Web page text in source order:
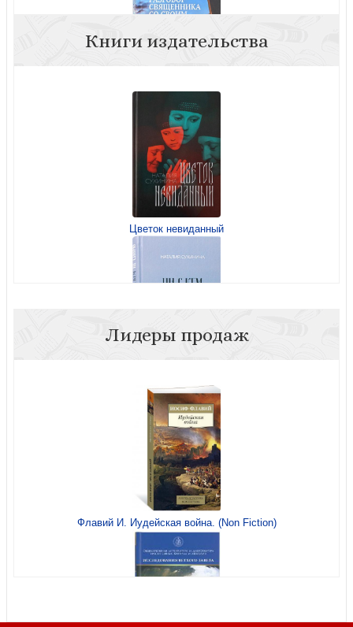
Откровенный разговор священника со своим духовным
отцом. О традициях исихазма
Традиции и заблуждения
Сосуд немощный. Очерк по женской психологии.
Книги издательства
Цветок невиданный
Эхо bookового леса
Лидеры продаж
Флавий И. Иудейская война. (Non Fiction)